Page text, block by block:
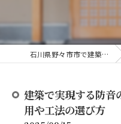
石川県野々市市で建築の求人なら株式会社D.C.WORKS
建築で実現する防音
用や工法の選び方